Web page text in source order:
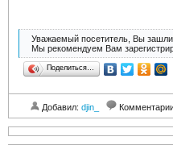
Уважаемый посетитель, Вы зашли
Мы рекомендуем Вам
Поделиться…
Добавил: djin_